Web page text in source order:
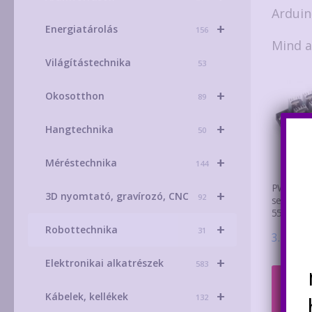
Mind
PWM DC
55V 40A
3.200
+
Energiatárolás 156
Világítástechnika 53
+
Okosotthon 89
+
Hangtechnika 50
+
Méréstechnika 144
+
3D nyomtató, gravírozó, CNC 92
+
Robottechnika 31
+
Elektronikai alkatrészek 583
+
Kábelek, kellékek 132